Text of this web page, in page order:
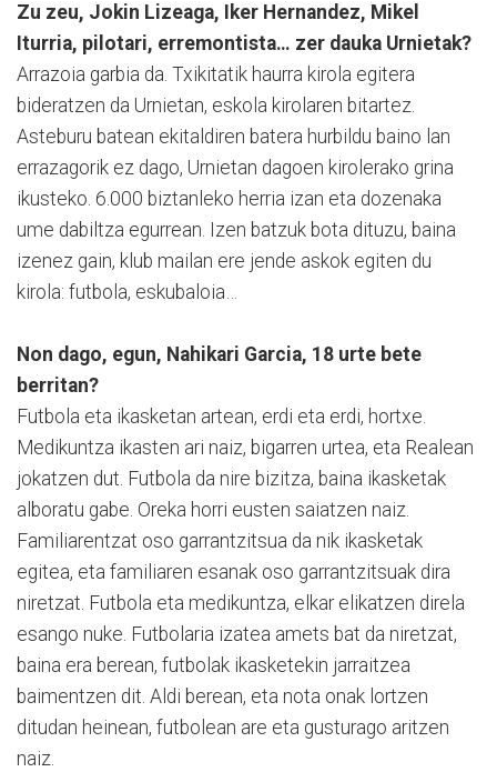
Zu zeu, Jokin Lizeaga, Iker Hernandez, Mikel
Iturria, pilotari, erremontista… zer dauka Urnietak?
Arrazoia garbia da. Txikitatik haurra kirola egitera
bideratzen da Urnietan, eskola kirolaren bitartez.
Asteburu batean ekitaldiren batera hurbildu baino lan
errazagorik ez dago, Urnietan dagoen kirolerako grina
ikusteko. 6.000 biztanleko herria izan eta dozenaka
ume dabiltza egurrean. Izen batzuk bota dituzu, baina
izenez gain, klub mailan ere jende askok egiten du
kirola: futbola, eskubaloia…
Non dago, egun, Nahikari Garcia, 18 urte bete
berritan?
Futbola eta ikasketan artean, erdi eta erdi, hortxe.
Medikuntza ikasten ari naiz, bigarren urtea, eta Realean
jokatzen dut. Futbola da nire bizitza, baina ikasketak
alboratu gabe. Oreka horri eusten saiatzen naiz.
Familiarentzat oso garrantzitsua da nik ikasketak
egitea, eta familiaren esanak oso garrantzitsuak dira
niretzat. Futbola eta medikuntza, elkar elikatzen direla
esango nuke. Futbolaria izatea amets bat da niretzat,
baina era berean, futbolak ikasketekin jarraitzea
baimentzen dit. Aldi berean, eta nota onak lortzen
ditudan heinean, futbolean are eta gusturago aritzen
naiz.